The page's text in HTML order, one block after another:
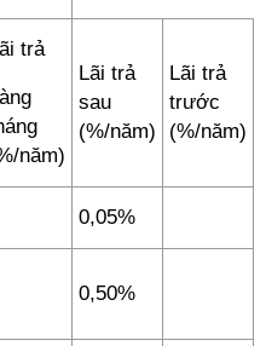
trả
năm)
Lãi trả
sau
(%/năm)
Lãi trả
trước
(%/năm)
0,05%
0,50%